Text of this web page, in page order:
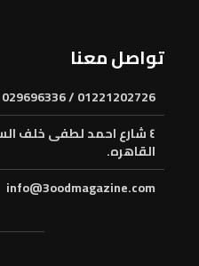
تواصل معنا
01221202726 / 01029696336
٤ شارع احمد لطفى خلف
القاهره.
info@3oodmagazine.com